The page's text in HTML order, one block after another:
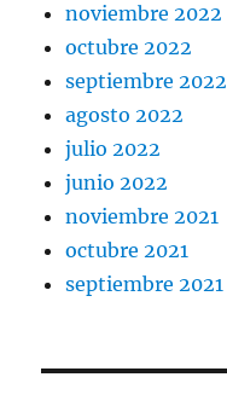
noviembre 2022
octubre 2022
septiembre 2022
agosto 2022
julio 2022
junio 2022
noviembre 2021
octubre 2021
septiembre 2021